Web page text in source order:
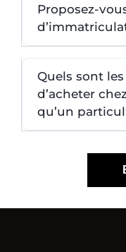
Proposez-
Quels sont
d’acheter
qu’un